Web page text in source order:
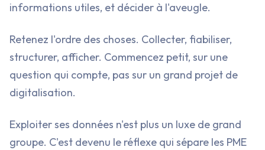
informations utiles, et décider à l'aveugle.
Retenez l'ordre des choses. Collecter, fiabiliser,
structurer, afficher. Commencez petit, sur une
question qui compte, pas sur un grand projet de
digitalisation.
Exploiter ses données n'est plus un luxe de grand
groupe. C'est devenu le réflexe qui sépare les PME